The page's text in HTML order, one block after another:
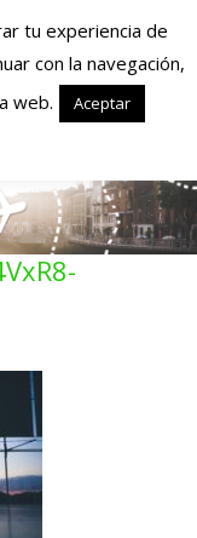
en
y trabajan en
tu experiencia de
con la navegación,
web.
Aceptar